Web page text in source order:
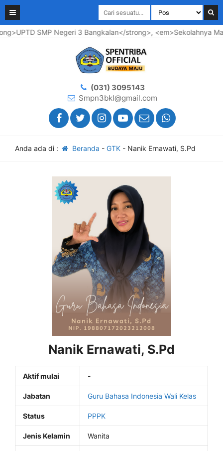
SMP Negeri 3 Bangkalan</strong>, <em>Sekolahnya
(031) 3095143
Smpn3bkl@gmail.com
Anda ada di : Beranda - GTK- Nanik Ernawati, S.Pd
Nanik Ernawati, S.Pd
Aktif mulai -
Jabatan Guru Bahasa Indonesia Wali Kelas
Status PPPK
Jenis Kelamin Wanita